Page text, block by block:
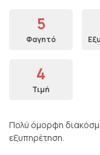
5
Φαγητό
4
Τιμή
Πολύ όμορφη
εξυπηρέτηση.